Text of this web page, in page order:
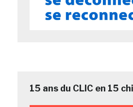
15 ans du CLIC en 15